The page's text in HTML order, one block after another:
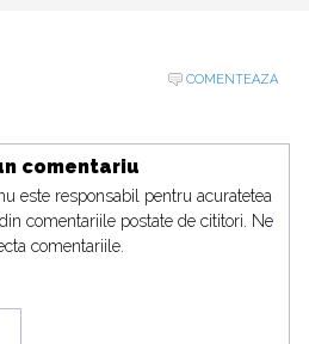
COMENTEAZA
comentariu
este responsabil pentru acuratetea
comentariile postate de cititori. Ne
comentariile.